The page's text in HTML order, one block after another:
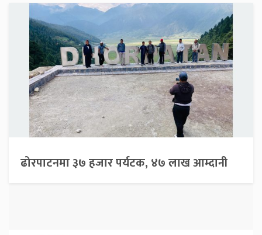
ढोरपाटनमा ३७ हजार पर्यटक, ४७ लाख आम्दानी